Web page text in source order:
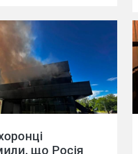
що Росія